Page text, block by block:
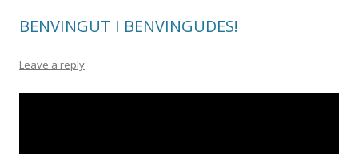
BENVINGUT I BENVINGUDES!
Leave a reply